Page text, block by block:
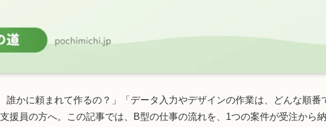
誰かに頼まれて作るの？」「データ入力やデザインの作業は、どんな順
援員の方へ。この記事では、B型の仕事の流れを、1つの案件が受注から